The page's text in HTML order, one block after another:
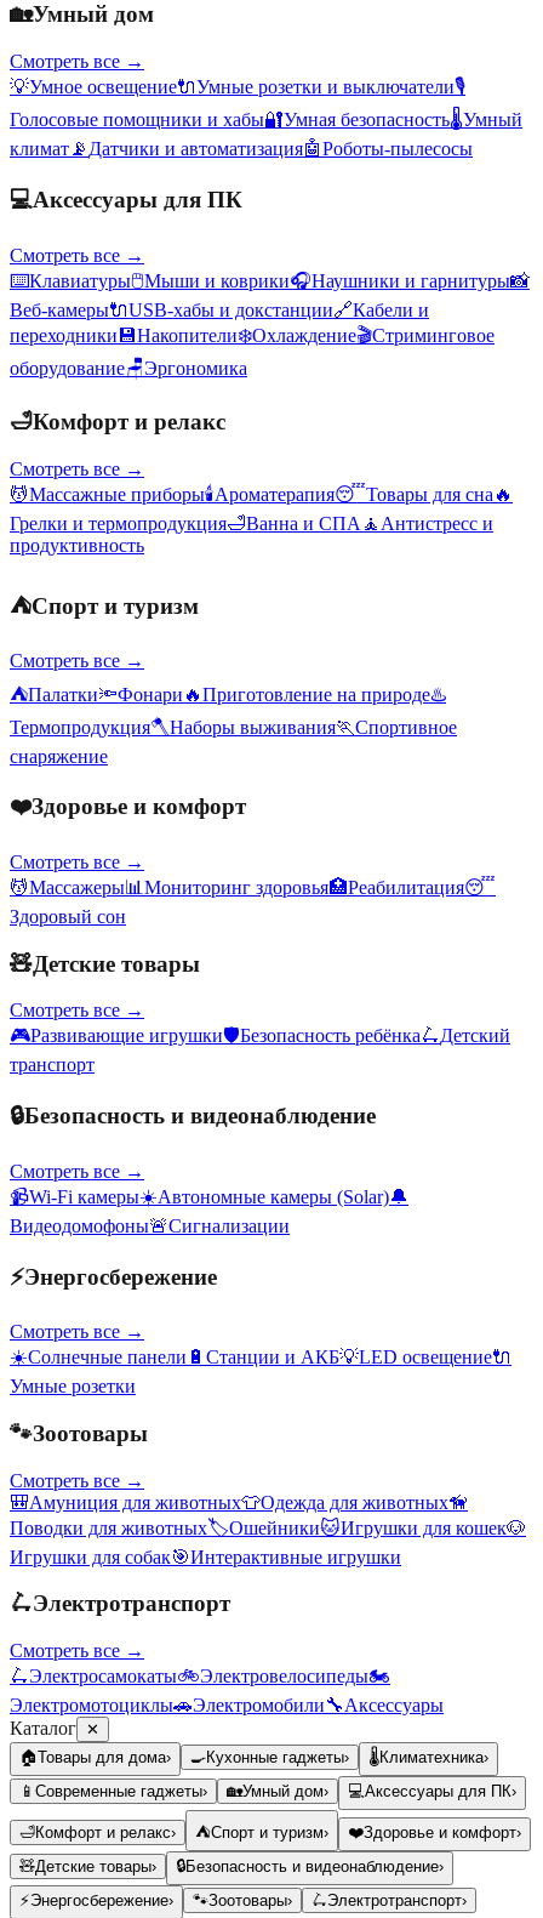
🏡Умный дом
Смотреть все →
💡Умное освещение🔌Умные розетки и выключатели🎙️
Голосовые помощники и хабы🔐Умная безопасность🌡️Умный
климат 📡 Датчики и автоматизация🤖Роботы-пылесосы
💻Аксессуары для ПК
Смотреть все →
⌨️Клавиатуры🖱️Мыши и коврики🎧Наушники и гарнитуры📸
Веб-камеры🔌USB-хабы и докстанции🔗Кабели и
переходники 💾Накопители❄️Охлаждение🎬Стриминговое
оборудование🪑Эргономика
🛁Комфорт и релакс
Смотреть все →
💆Массажные приборы🕯️Ароматерапия😴Товары для сна 🔥
Грелки и термопродукция🛁Ванна и СПА 🧘 Антистресс и
продуктивность
⛺Спорт и туризм
Смотреть все →
⛺Палатки🔦Фонари 🔥Приготовление на природе♨️
Термопродукция🪓Наборы выживания🏃Спортивное
снаряжение
❤️Здоровье и комфорт
Смотреть все →
💆Массажеры📊 Мониторинг здоровья🏥Реабилитация😴
Здоровый сон
🧸Детские товары
Смотреть все →
🎮Развивающие игрушки🛡️Безопасность ребёнка🛴Детский
транспорт
🔒Безопасность и видеонаблюдение
Смотреть все →
📹Wi-Fi камеры☀️Автономные камеры (Solar)🔔
Видеодомофоны🚨Сигнализации
⚡Энергосбережение
Смотреть все →
☀️Солнечные панели 🔋 Станции и АКБ💡LED освещение🔌
Умные розетки
🐾Зоотовары
Смотреть все →
🎒Амуниция для животных👕Одежда для животных🦮
Поводки для животных🏷️Ошейники🐱Игрушки для кошек🐶
Игрушки для собак🎯Интерактивные игрушки
🛴Электротранспорт
Смотреть все →
🛴Электросамокаты🚲Электровелосипеды🏍️
Электромотоциклы🚗Электромобили🔧Аксессуары
Каталог ✕
🏠Товары для дома› 🍳Кухонные гаджеты› 🌡️Климатехника›
📱 Современные гаджеты› 🏡Умный дом› 💻Аксессуары для ПК›
🛁Комфорт и релакс› ⛺Спорт и туризм› ❤️Здоровье и комфорт›
🧸Детские товары› 🔒Безопасность и видеонаблюдение›
⚡Энергосбережение› 🐾Зоотовары› 🛴Электротранспорт›